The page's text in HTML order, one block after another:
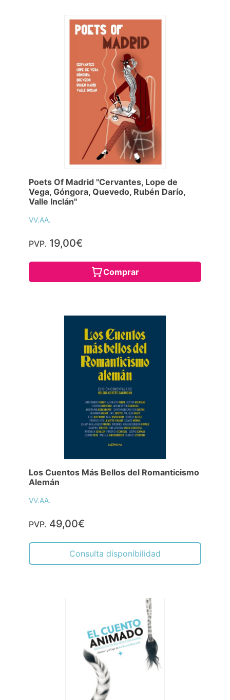
Poets Of Madrid "Cervantes, Lope de
Vega, Góngora, Quevedo, Rubén Darío,
Valle Inclán"
VV.AA.
PVP. 19,00€
Comprar
Los Cuentos Más Bellos del Romanticismo
Alemán
VV.AA.
PVP. 49,00€
Consulta disponibilidad